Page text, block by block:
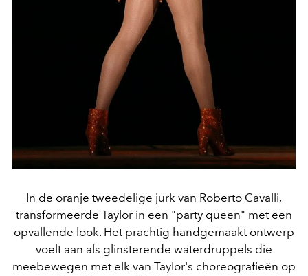
In de oranje tweedelige jurk van Roberto Cavalli,
transformeerde Taylor in een "party queen" met een
opvallende look. Het prachtig handgemaakt ontwerp
voelt aan als glinsterende waterdruppels die
meebewegen met elk van Taylor's choreografieën op